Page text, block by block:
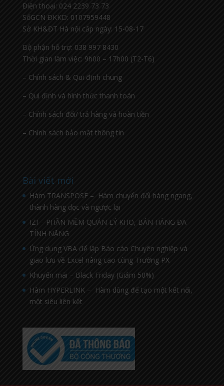
Điện thoại: 024 2239 73 73
SốGCN ĐKKD: 0107959448
Sở KH&ĐT Hà nội cấp ngày: 15-08-17
Bộ phận hỗ trợ: 038 997 8430
Thời gian làm việc: 9h00 – 17h00 (T2-T6)
– Chính sách & Qui định chung
– Qui định và hình thức thanh toán
– Chính sách đổi/ trả hàng và hoàn tiền
– Chính sách bảo mật thông tin
Bài viết mới
Hàm TRANSPOSE – Hàm chuyển đổi hàng ngang,
thành hàng dọc và ngược lại
IZI – PHẦN MỀM QUẢN LÝ KHO, BÁN HÀNG ĐA
TÍNH NĂNG
Ứng dụng VBA để lập Báo cáo Chuyên nghiệp và
giao lưu về Excel nâng cao cùng Trường PX
Khuyến mãi – Black Friday (Giảm 50%)
Hàm HYPERLINK – Hàm dùng để tạo một kết nối,
một siêu liên kết